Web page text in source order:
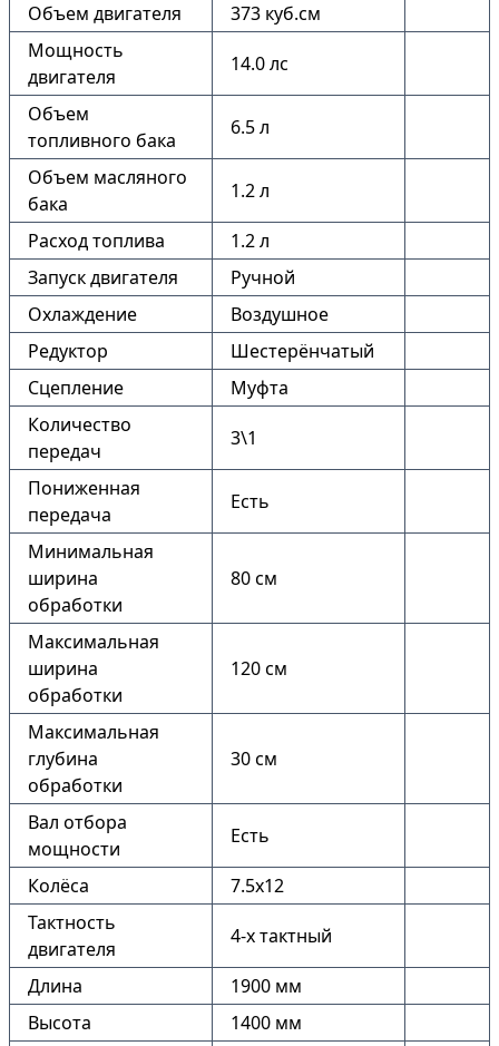
Объем двигателя
373 куб.см
Мощность
двигателя
14.0 лс
Объем
топливного бака
6.5 л
Объем масляного
бака
1.2 л
Расход топлива
1.2 л
Запуск двигателя
Ручной
Охлаждение
Воздушное
Редуктор
Шестерёнчатый
Сцепление
Муфта
Количество
передач
3\1
Пониженная
передача
Есть
Минимальная
ширина
обработки
80 см
Максимальная
ширина
обработки
120 см
Максимальная
глубина
обработки
30 см
Вал отбора
мощности
Есть
Колёса
7.5х12
Тактность
двигателя
4-х тактный
Длина
1900 мм
Высота
1400 мм